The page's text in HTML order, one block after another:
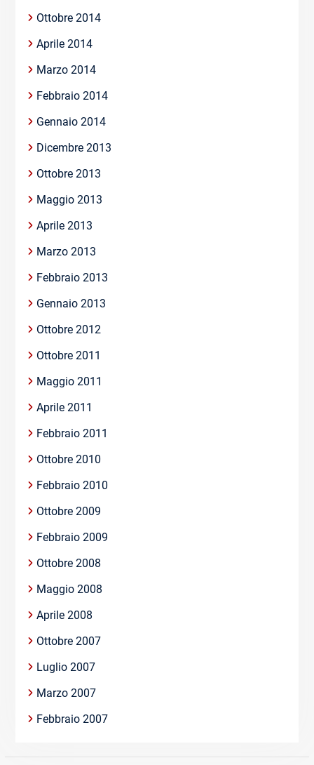
Ottobre 2014
Aprile 2014
Marzo 2014
Febbraio 2014
Gennaio 2014
Dicembre 2013
Ottobre 2013
Maggio 2013
Aprile 2013
Marzo 2013
Febbraio 2013
Gennaio 2013
Ottobre 2012
Ottobre 2011
Maggio 2011
Aprile 2011
Febbraio 2011
Ottobre 2010
Febbraio 2010
Ottobre 2009
Febbraio 2009
Ottobre 2008
Maggio 2008
Aprile 2008
Ottobre 2007
Luglio 2007
Marzo 2007
Febbraio 2007